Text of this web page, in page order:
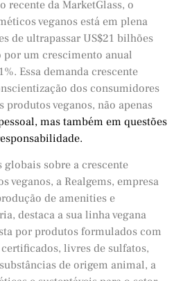
recente da MarketGlass, o
veganos está em plena
de ultrapassar US$21 bilhões
um crescimento anual
Essa demanda crescente
dos consumidores
veganos, não apenas
mas também em questões
globais sobre a crescente
veganos, a Realgems, empresa
de amenities e
destaca a sua linha vegana
por produtos formulados com
livres de sulfatos,
de origem animal, a